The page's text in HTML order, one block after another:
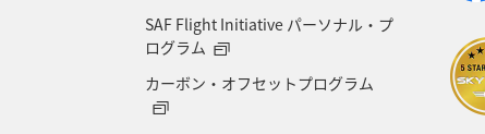
SAF Flight Initiative パーソナル・プ
ログラム
カーボン・オフセットプログラム